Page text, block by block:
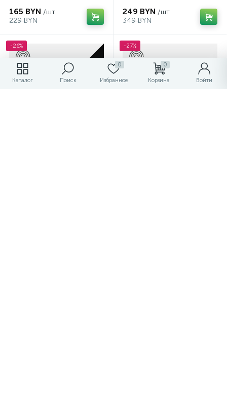
Каталог Поиск
0
Избранное
0
Корзина Войти
165 BYN /шт
229 BYN
249 BYN /шт
349 BYN
-26% -27%